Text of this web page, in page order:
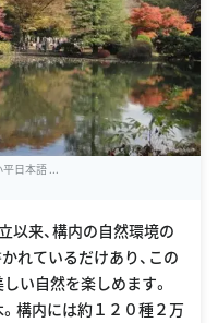
平日本語 ...
以来、構内の自然環境の
れているだけあり、この
い自然を楽しめます。
構内には約１２０種２万